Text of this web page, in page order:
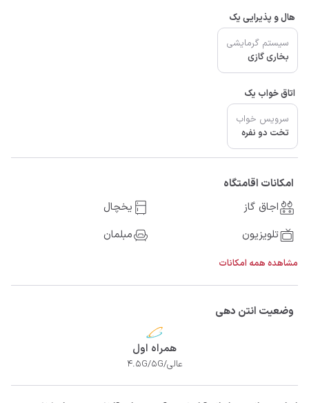
هال و پذیرایی یک
سیستم گرمایشی
بخاری گازی
اتاق خواب یک
سرویس خواب
تخت دو نفره
امکانات اقامتگاه
اجاق گاز
یخچال
تلویزیون
مبلمان
مشاهده همه امکانات
وضعیت انتن دهی
همراه اول
عالی/4.5G/5G